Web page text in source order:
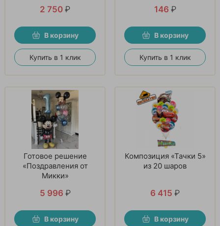
2 750 ₽
В корзину
Купить в 1 клик
146 ₽
В корзину
Купить в 1 клик
Готовое решение
«Поздравления от
Микки»
5 996 ₽
В корзину
Композиция «Тачки 5»
из 20 шаров
6 415 ₽
В корзину